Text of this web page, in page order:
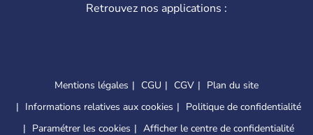
Retrouvez nos applications :
Mentions légales CGU CGV
Plan du site
Informations relatives aux cookies
Politique de confidentialité
Paramétrer les cookies
Afficher le centre de confidentialité